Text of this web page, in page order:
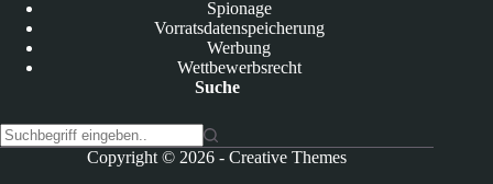
Spionage
Vorratsdatenspeicherung
Werbung
Wettbewerbsrecht
Suche
Copyright © 2026 -Creative Themes